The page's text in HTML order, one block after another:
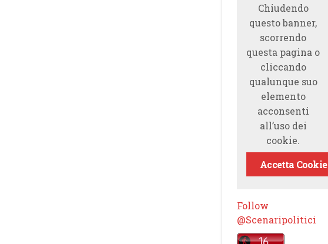
Chiudendo
questo banner,
scorrendo
questa pagina o
cliccando
qualunque suo
elemento
acconsenti
all’uso dei
cookie.
Accetta Cookie
Follow
@Scenaripolitici